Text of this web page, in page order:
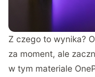
Z czego to wynika?
za moment, ale
w tym materiale